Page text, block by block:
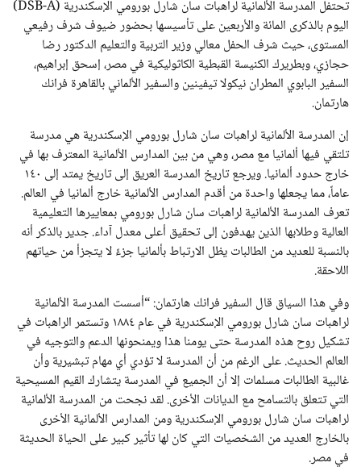
تحتفل المدرسة الألمانية لراهبات سان شارل بورومي الإسكندرية (DSB-A)
اليوم بالذكرى المائة والأربعين على تأسيسها بحضور ضيوف شرف رفيعي
المستوى، حيث شرف الحفل معالي وزير التربية والتعليم الدكتور رضا
حجازي، وبطريرك الكنيسة القبطية الكاثوليكية في مصر، إسحق إبراهيم،
السفير البابوي المطران نيكولا تيفينين والسفير الألماني بالقاهرة فرانك
هارتمان.
إن المدرسة الألمانية لراهبات سان شارل بورومي الإسكندرية هي مدرسة
تلتقي فيها ألمانيا مع مصر، وهي من بين المدارس الألمانية المعترف بها في
خارج حدود ألمانيا. ويرجع تاريخ المدرسة العريق إلى تاريخ يمتد إلى ١٤٠
عاماً، مما يجعلها واحدة من أقدم المدارس الألمانية خارج ألمانيا في العالم.
تعرف المدرسة الألمانية لراهبات سان شارل بورومي بمعاييرها التعليمية
العالية وطلابها الذين يهدفون إلى تحقيق أعلى معدل آداء. جدير بالذكر أنه
بالنسبة للعديد من الطالبات يظل الارتباط بألمانيا جزءً لا يتجزأ من حياتهم
اللاحقة.
وفي هذا السياق قال السفير فرانك هارتمان: “أسست المدرسة الألمانية
لراهبات سان شارل بورومي الإسكندرية في عام ١٨٨٤ وتستمر الراهبات في
تشكيل روح هذه المدرسة حتى يومنا هذا ويمنحونها الدعم والتوجيه في
العالم الحديث. على الرغم من أن المدرسة لا تؤدي أي مهام تبشيرية وأن
غالبية الطالبات مسلمات إلا أن الجميع في المدرسة يتشارك القيم المسيحية
التي تتعلق بالتسامح مع الديانات الأخرى. لقد نجحت من المدرسة الألمانية
لراهبات سان شارل بورومي الإسكندرية ومن المدارس الألمانية الأخرى
بالخارج العديد من الشخصيات التي كان لها تأثير كبير على الحياة الحديثة
في مصر.